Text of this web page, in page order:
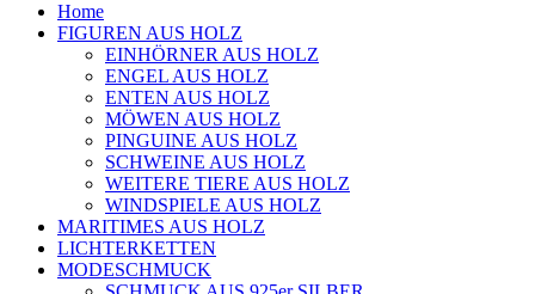
Home
FIGUREN AUS HOLZ
EINHÖRNER AUS HOLZ
ENGEL AUS HOLZ
ENTEN AUS HOLZ
MÖWEN AUS HOLZ
PINGUINE AUS HOLZ
SCHWEINE AUS HOLZ
WEITERE TIERE AUS HOLZ
WINDSPIELE AUS HOLZ
MARITIMES AUS HOLZ
LICHTERKETTEN
MODESCHMUCK